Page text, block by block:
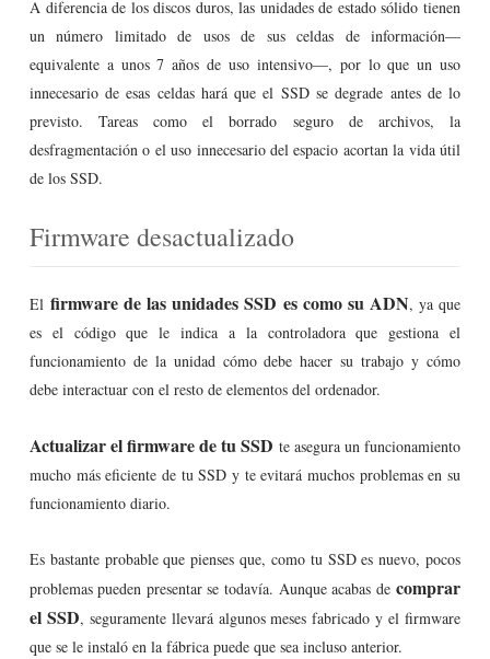
A diferencia de los discos duros, las unidades de estado sólido tienen
un número limitado de usos de sus celdas de información—
equivalente a unos 7 años de uso intensivo—, por lo que un uso
innecesario de esas celdas hará que el SSD se degrade antes de lo
previsto. Tareas como el borrado seguro de archivos, la
desfragmentación o el uso innecesario del espacio acortan la vida útil
de los SSD.
Firmware desactualizado
Elfirmware de las unidades SSD es como su ADN, ya que
es el código que le indica a la controladora que gestiona el
funcionamiento de la unidad cómo debe hacer su trabajo y cómo
debe interactuar con el resto de elementos del ordenador.
Actualizar el firmware de tu SSDte asegura un funcionamiento
mucho más eficiente de tu SSD y te evitará muchos problemas en su
funcionamiento diario.
Es bastante probable que pienses que, como tu SSD es nuevo, pocos
problemas pueden presentar se todavía. Aunque acabas decomprar
el SSD, seguramente llevará algunos meses fabricado y el firmware
que se le instaló en la fábrica puede que sea incluso anterior.